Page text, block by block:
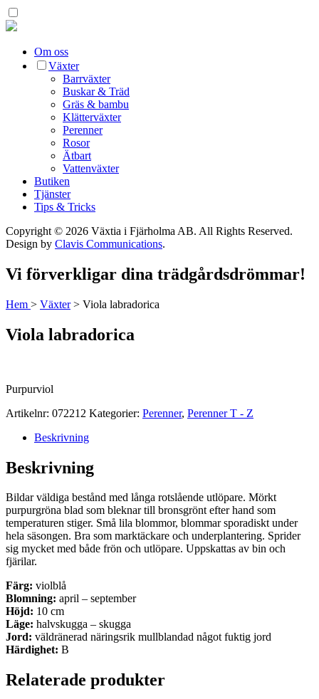
Om oss
Växter
Barrväxter
Buskar & Träd
Gräs & bambu
Klätterväxter
Perenner
Rosor
Ätbart
Vattenväxter
Butiken
Tjänster
Tips & Tricks
Copyright © 2026 Växtia i Fjärholma AB. All Rights Reserved.
Design by Clavis Communications.
Vi förverkligar dina trädgårdsdrömmar!
Hem > Växter> Viola labradorica
Viola labradorica
Purpurviol
Artikelnr: 072212 Kategorier: Perenner, Perenner T - Z
Beskrivning
Beskrivning
Bildar väldiga bestånd med långa rotslående utlöpare. Mörkt
purpurgröna blad som bleknar till bronsgrönt efter hand som
temperaturen stiger. Små lila blommor, blommar sporadiskt under
hela säsongen. Bra som marktäckare och underplantering. Sprider
sig mycket med både frön och utlöpare. Uppskattas av bin och
fjärilar.
Färg: violblå
Blomning: april – september
Höjd: 10 cm
Läge: halvskugga – skugga
Jord: väldränerad näringsrik mullblandad något fuktig jord
Härdighet: B
Relaterade produkter